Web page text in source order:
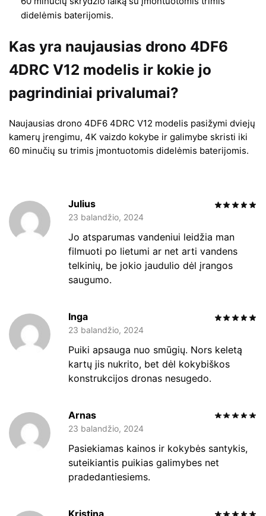
didelėmis baterijomis.
Kas yra naujausias drono 4DF6
4DRC V12 modelis ir kokie jo
pagrindiniai privalumai?
Naujausias drono 4DF6 4DRC V12 modelis pasižymi dviejų
kamerų įrengimu, 4K vaizdo kokybe ir galimybe skristi iki
60 minučių su trimis įmontuotomis didelėmis baterijomis.
Julius
23 balandžio, 2024
Jo atsparumas vandeniui leidžia man
filmuoti po lietumi ar net arti vandens
telkinių, be jokio jaudulio dėl įrangos
saugumo.
Inga
23 balandžio, 2024
Puiki apsauga nuo smūgių. Nors keletą
kartų jis nukrito, bet dėl kokybiškos
konstrukcijos dronas nesugedo.
Arnas
23 balandžio, 2024
Pasiekiamas kainos ir kokybės santykis,
suteikiantis puikias galimybes net
pradedantiesiems.
Kristina